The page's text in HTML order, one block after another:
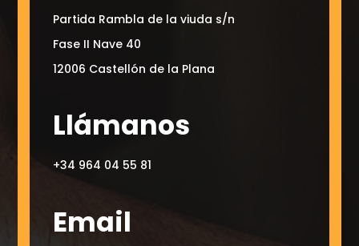
Partida Rambla de la viuda s/n
Fase II Nave 40
12006 Castellón de la Plana
Llámanos
+34 964 04 55 81
Email